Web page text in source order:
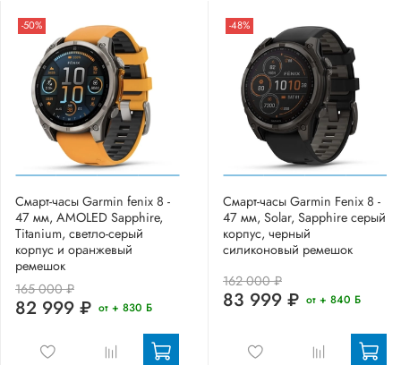
-50%
Смарт-часы Garmin fenix 8 -
47 мм, AMOLED Sapphire,
Titanium, светло-серый
корпус и оранжевый
ремешок
165 000 ₽
82 999 ₽ от + 830 Б
-48%
Смарт-часы Garmin Fenix 8 -
47 мм, Solar, Sapphire серый
корпус, черный
силиконовый ремешок
162 000 ₽
83 999 ₽ от + 840 Б